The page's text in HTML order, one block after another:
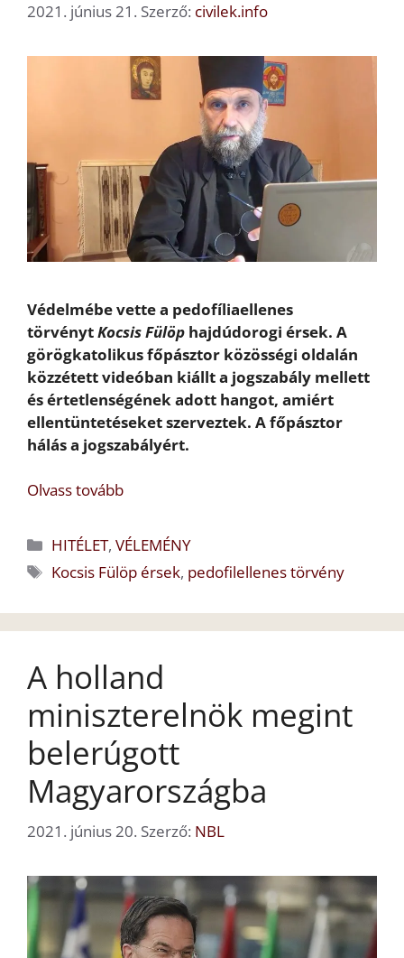
2021. június 21. Szerző: civilek.info
Védelmébe vette a pedofíliaellenes
törvénytKocsis Fülöp hajdúdorogi érsek. A
görögkatolikus főpásztor közösségi oldalán
közzétett videóban kiállt a jogszabály mellett
és értetlenségének adott hangot, amiért
ellentüntetéseket szerveztek. A főpásztor
hálás a jogszabályért.
Olvass tovább
Kategória
HITÉLET,VÉLEMÉNY
Címkék
Kocsis Fülöp érsek, pedofilellenes törvény
A holland
miniszterelnök megint
belerúgott
Magyarországba
2021. június 20. Szerző: NBL